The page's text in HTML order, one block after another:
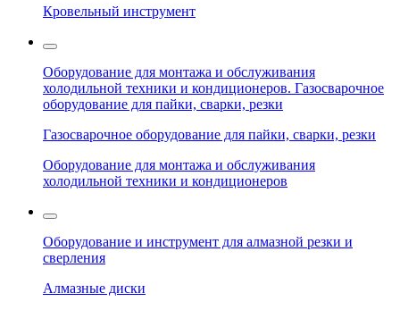
Кровельный инструмент
Оборудование для монтажа и обслуживания
холодильной техники и кондиционеров. Газосварочное
оборудование для пайки, сварки, резки
Газосварочное оборудование для пайки, сварки, резки
Оборудование для монтажа и обслуживания
холодильной техники и кондиционеров
Оборудование и инструмент для алмазной резки и
сверления
Алмазные диски